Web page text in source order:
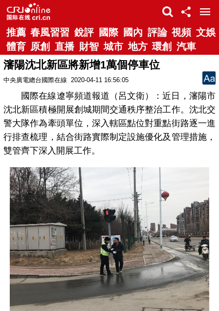
推薦 春風習習 銳評 國際 國內 評論 視頻 文娛
體育 原創 直播 財智 城市 地方 環創 汽車
瀋陽沈北新區將新增1萬個停車位
中央廣電總台國際在線 2020-04-11 16:56:05
國際在線遼寧頻道報道（呂文衛）：近日，瀋陽市
沈北新區積極開展創城期間交通秩序整治工作。沈北交
警大隊作為牽頭單位，深入轄區點位對重點街路逐一進
行排查梳理，結合街路實際制定設施優化及管理措施，
雙管齊下深入開展工作。